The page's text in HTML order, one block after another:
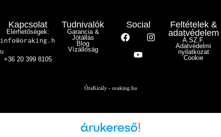
Kapcsolat
Elérhetőségek:
info@oraking.h
u
+36 20 399 8105
Tudnivalók
Garancia &
Jótállás
Blog
Vízállóság
Social
Feltételek &
adatvédelem
Á.SZ.F.
Adatvédelmi
nyilatkozat
Cookie
ÓraKirály - oraking.hu